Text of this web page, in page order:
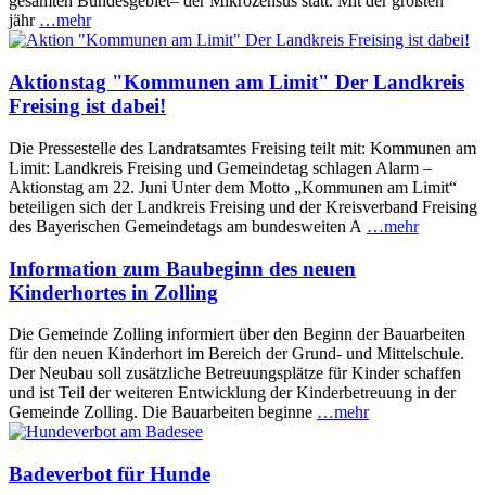
jähr …mehr
Aktionstag "Kommunen am Limit" Der Landkreis
Freising ist dabei!
Die Pressestelle des Landratsamtes Freising teilt mit: Kommunen am
Limit: Landkreis Freising und Gemeindetag schlagen Alarm –
Aktionstag am 22. Juni Unter dem Motto „Kommunen am Limit“
beteiligen sich der Landkreis Freising und der Kreisverband Freising
des Bayerischen Gemeindetags am bundesweiten A …mehr
Information zum Baubeginn des neuen
Kinderhortes in Zolling
Die Gemeinde Zolling informiert über den Beginn der Bauarbeiten
für den neuen Kinderhort im Bereich der Grund- und Mittelschule.
Der Neubau soll zusätzliche Betreuungsplätze für Kinder schaffen
und ist Teil der weiteren Entwicklung der Kinderbetreuung in der
Gemeinde Zolling. Die Bauarbeiten beginne …mehr
Badeverbot für Hunde